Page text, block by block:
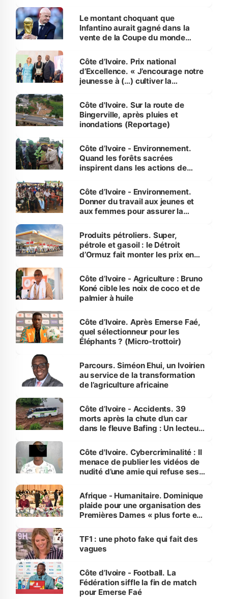
Le montant choquant que
Infantino aurait gagné dans la
vente de la Coupe du monde
Côte d’Ivoire. Prix national
d’Excellence. « J’encourage notre
jeunesse à (…) cultiver la
(Alassane Ouattara
Côte d'Ivoire. Sur la route de
Bingerville, après pluies et
inondations (Reportage)
Côte d’Ivoire - Environnement.
Quand les forêts sacrées
inspirent dans les actions de
Côte d’Ivoire - Environnement.
Donner du travail aux jeunes et
aux femmes pour assurer la
menacées
Produits pétroliers. Super,
pétrole et gasoil : le Détroit
d’Ormuz fait monter les prix en
Côte d’Ivoire - Agriculture : Bruno
Koné cible les noix de coco et de
palmier à huile
Côte d’Ivoire. Après Emerse Faé,
quel sélectionneur pour les
Éléphants ? (Micro-trottoir)
Parcours. Siméon Ehui, un Ivoirien
au service de la transformation
de l’agriculture africaine
Côte d’Ivoire - Accidents. 39
morts après la chute d’un car
dans le fleuve Bafing : Un lecteur
des Transports
Côte d'Ivoire. Cybercriminalité : Il
menace de publier les vidéos de
nudité d’une amie qui refuse ses
Afrique - Humanitaire. Dominique
plaide pour une organisation des
Premières Dames « plus forte et
sur la scène internationale »
TF1 : une photo fake qui fait des
vagues
Côte d’Ivoire - Football. La
Fédération siffle la fin de match
pour Emerse Faé